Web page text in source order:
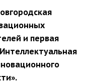
и первая